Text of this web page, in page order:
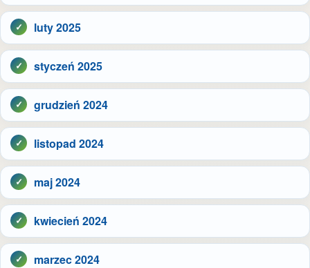
luty 2025
styczeń 2025
grudzień 2024
listopad 2024
maj 2024
kwiecień 2024
marzec 2024